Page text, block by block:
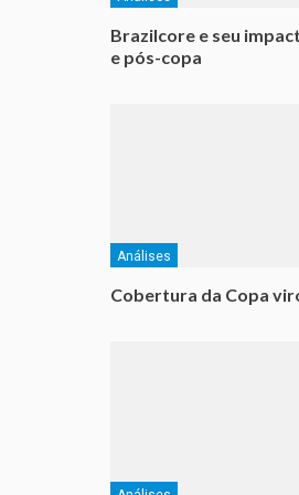
Brazilcore e seu
e pós-copa
Análises
Cobertura da Copa